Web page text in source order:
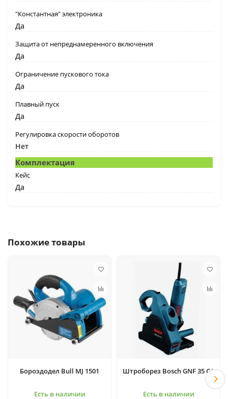
"Константная" электроника
Да
Защита от непреднамеренного включения
Да
Ограничение пускового тока
Да
Плавный пуск
Да
Регулировка скорости оборотов
Нет
Комплектация
Кейс
Да
Похожие товары
Бороздодел Bull MJ 1501
Есть в наличии
Штроборез Bosch GNF 35 CA
Есть в наличии